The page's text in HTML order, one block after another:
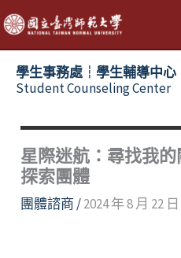
跳
至
主
學生事務處┆學生輔導中心
Student Counseling Center
星際迷航：尋找我
探索團體
團體諮商 /2024 年 8 月 22 日